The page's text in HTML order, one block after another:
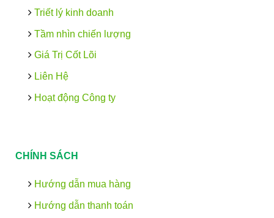
Triết lý kinh doanh
Tầm nhìn chiến lượng
Giá Trị Cốt Lõi
Liên Hệ
Hoạt động Công ty
CHÍNH SÁCH
Hướng dẫn mua hàng
Hướng dẫn thanh toán